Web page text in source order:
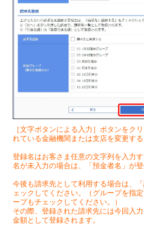
［文字ボタンによる入力］ボタンをク
れている金融機関または支店を変更する
登録名はお客さま任意の文字列を入力
名が未入力の場合は、「預金者名」が登
今後も請求先として利用する場合は、
ェックしてください。（グループを指
ープもチェックしてください。）
その際、登録された請求先には今回入
金額として登録されます。